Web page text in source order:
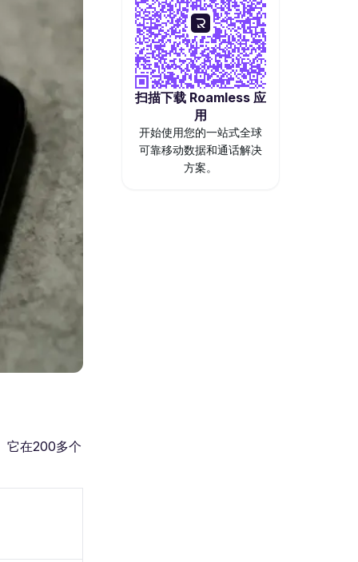
它在200多个
扫描下载 Roamless 应
用
开始使用您的一站式全球
可靠移动数据和通话解决
方案。